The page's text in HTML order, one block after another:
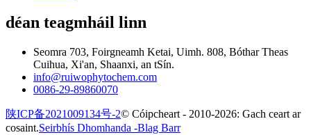
déan teagmháil linn
Seomra 703, Foirgneamh Ketai, Uimh. 808, Bóthar Theas
Cuihua, Xi'an, Shaanxi, an tSín.
info@ruiwophytochem.com
0086-29-89860070
陕ICP备2021009134号-2© Cóipcheart - 2010-2026: Gach ceart ar
cosaint.Seirbhís Dhomhanda -Blag Barr